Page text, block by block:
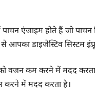
एंजाइम होते हैं जो पाचन
आपका डाइजेस्टिव सिस्टम
वजन कम करने में मदद
में मदद करता है।